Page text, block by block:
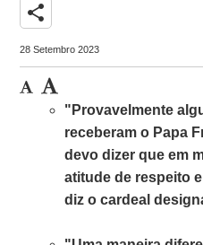
share
28 Setembro 2023
"Provavelmente
receberam o Papa
devo dizer que em
atitude de respeito
diz o cardeal